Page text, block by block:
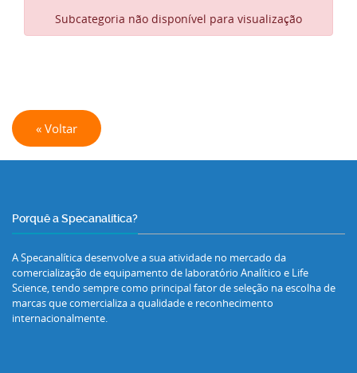
Subcategoria não disponível para visualização
« Voltar
Porquê a Specanalítica?
A Specanalítica desenvolve a sua atividade no mercado da
comercialização de equipamento de laboratório Analítico e Life
Science, tendo sempre como principal fator de seleção na escolha de
marcas que comercializa a qualidade e reconhecimento
internacionalmente.